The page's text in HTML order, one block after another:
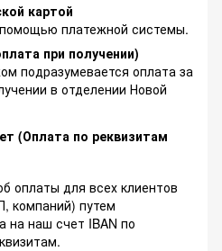
картой
платежной системы.
при получении)
подразумевается оплата за
в отделении Новой
(Оплата по реквизитам
оплаты для всех клиентов
компаний) путем
на наш счет IBAN по